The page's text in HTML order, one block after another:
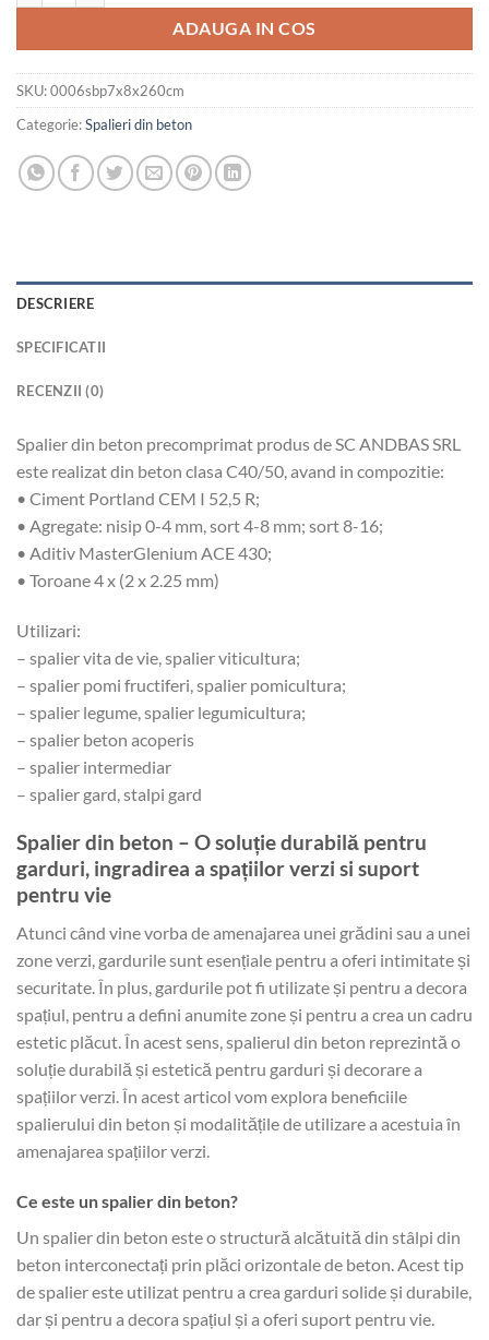
ADAUGA IN COS
SKU:0006sbp7x8x260cm
Categorie:Spalieri din beton
DESCRIERE
SPECIFICATII
RECENZII (0)
Spalier din beton precomprimat produs de SC ANDBAS SRL
este realizat din beton clasa C40/50, avand in compozitie:
• Ciment Portland CEM I 52,5 R;
• Agregate: nisip 0-4 mm, sort 4-8 mm; sort 8-16;
• Aditiv MasterGlenium ACE 430;
• Toroane 4 x (2 x 2.25 mm)
Utilizari:
– spalier vita de vie, spalier viticultura;
– spalier pomi fructiferi, spalier pomicultura;
– spalier legume, spalier legumicultura;
– spalier beton acoperis
– spalier intermediar
– spalier gard, stalpi gard
Spalier din beton – O soluție durabilă pentru
garduri, ingradirea a spațiilor verzi si suport
pentru vie
Atunci când vine vorba de amenajarea unei grădini sau a unei
zone verzi, gardurile sunt esențiale pentru a oferi intimitate și
securitate. În plus, gardurile pot fi utilizate și pentru a decora
spațiul, pentru a defini anumite zone și pentru a crea un cadru
estetic plăcut. În acest sens, spalierul din beton reprezintă o
soluție durabilă și estetică pentru garduri și decorare a
spațiilor verzi. În acest articol vom explora beneficiile
spalierului din beton și modalitățile de utilizare a acestuia în
amenajarea spațiilor verzi.
Ce este un spalier din beton?
Un spalier din beton este o structură alcătuită din stâlpi din
beton interconectați prin plăci orizontale de beton. Acest tip
de spalier este utilizat pentru a crea garduri solide și durabile,
dar și pentru a decora spațiul și a oferi suport pentru vie.